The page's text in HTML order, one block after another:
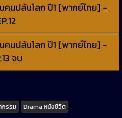
คนปล้นโลก ปี1 [พากย์ไทย] -
คนปล้นโลก ปี1 [พากย์ไทย] -
จบ
กรรม Drama หนังชีวิต